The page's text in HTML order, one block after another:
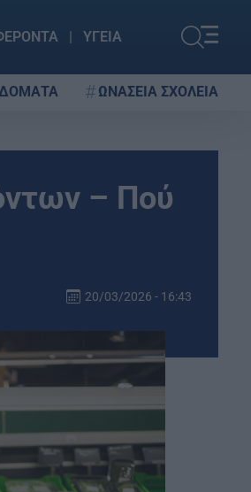
ΥΓΕΙΑ
ΩΝΑΣΕΙΑ ΣΧΟΛΕΙΑ
– Πού
20/03/2026 - 16:43